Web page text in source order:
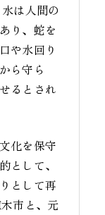
は人間の
り、蛇を
や水回り
ら守ら
るとされ
化を保守
として、
として再
市と、元